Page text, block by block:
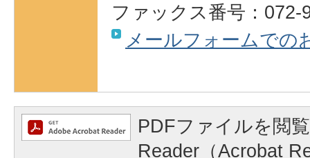
ファックス番号：072-
メールフォームでの
PDFファイルを閲
Reader（Acrobat